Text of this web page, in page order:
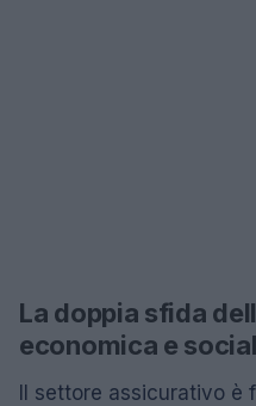
La doppia sfida
economica e
Il settore assicurativo è